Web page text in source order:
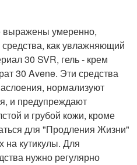
выражены умеренно,
средства, как увлажняющий
30 SVR, гель - крем
30 Avene. Эти средства
нормализуют
и предупреждают
и грубой кожи, кроме
для "Продления Жизни"
на кутикулы. Для
нужно регулярно